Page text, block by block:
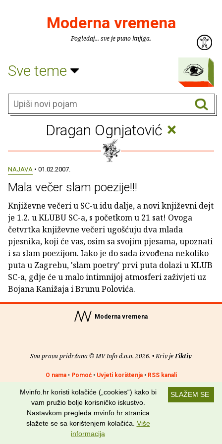
Moderna vremena
Pogledaj... sve je puno knjiga.
Sve teme
Dragan Ognjatović ×
NAJAVA • 01.02.2007.
Mala večer slam poezije!!!
Književne večeri u SC-u idu dalje, a novi književni dejt
je 1.2. u KLUBU SC-a, s početkom u 21 sat! Ovoga
četvrtka književne večeri ugošćuju dva mlada
pjesnika, koji će vas, osim sa svojim pjesama, upoznati
i sa slam poezijom. Iako je do sada izvođena nekoliko
puta u Zagrebu, 'slam poetry' prvi puta dolazi u KLUB
SC-a, gdje će u malo intimnijoj atmosferi zaživjeti uz
Bojana Kanižaja i Brunu Polovića.
Moderna vremena
Sva prava pridržana © MV Info d.o.o. 2026. • Kriv jeFiktiv
O nama• Pomoć• Uvjeti korištenja• RSS kanali
Potraži nas na: SLAŽEM SE
Mvinfo.hr koristi kolačiće („cookies“) kako bi
vam pružio bolje korisničko iskustvo.
Nastavkom pregleda mvinfo.hr stranica
slažete se sa korištenjem kolačića. Više
informacija